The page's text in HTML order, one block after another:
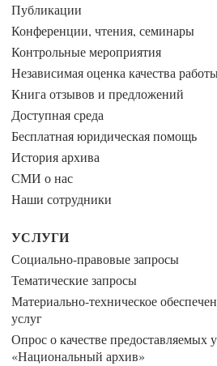
Публикации
Конференции, чтения, семинары
Контрольные мероприятия
Независимая оценка качества
Книга отзывов и предложений
Доступная среда
Бесплатная юридическая помощь
История архива
СМИ о нас
Наши сотрудники
УСЛУГИ
Социально-правовые запросы
Тематические запросы
Материально-техническое
услуг
Опрос о качестве
«Национальный архив»